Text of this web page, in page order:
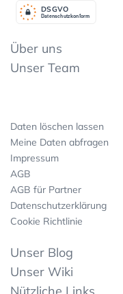
Datenschutzkonform
DSGVO
Über uns
Unser Team
Daten löschen lassen
Meine Daten abfragen
Impressum
AGB
AGB für Partner
Datenschutzerklärung
Cookie Richtlinie
Unser Blog
Unser Wiki